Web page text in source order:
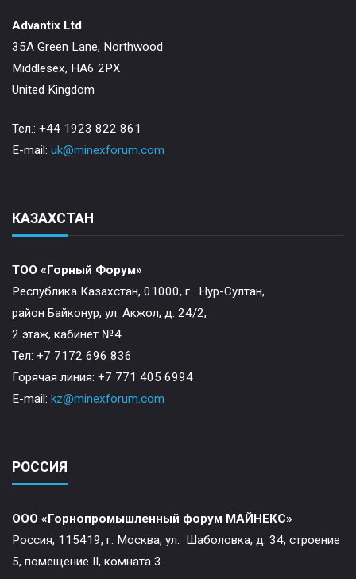
Advantix Ltd
35A Green Lane, Northwood
Middlesex, HA6 2PX
United Kingdom
Тел.: +44 1923 822 861
E-mail: uk@minexforum.com
КАЗАХСТАН
ТОО «Горный Форум»
Республика Казахстан, 01000, г. Нур-Султан,
район Байконур, ул. Акжол, д. 24/2,
2 этаж, кабинет №4
Тел: +7 7172 696 836
Горячая линия: +7 771 405 6994
E-mail: kz@minexforum.com
РОССИЯ
ООО «Горнопромышленный форум МАЙНЕКС»
Россия, 115419, г. Москва, ул. Шаболовка, д. 34, строение
5, помещение II, комната 3